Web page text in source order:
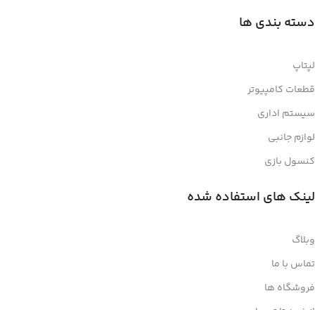
دسته بندی ها
لپتاپ
قطعات کامپیوتر
سیستم اداری
لوازم جانبی
کنسول بازی
لینک های استفاده شده
وبلاگ
تماس با ما
فروشگاه ها